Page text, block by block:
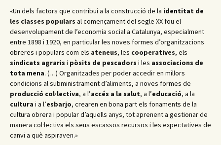
«Un dels factors que contribuí a la construcció de la identitat de
les classes populars al començament del segle XX fou el
desenvolupament de l’economia social a Catalunya, especialment
entre 1898 i 1920, en particular les noves formes d’organitzacions
obreres i populars com els ateneus, les cooperatives, els
sindicats agraris i pòsits de pescadors i les associacions de
tota mena. (…) Organitzades per poder accedir en millors
condicions al subministrament d’aliments, a noves formes de
producció col·lectiva, a l’accés a la salut, a l’educació, a la
cultura i a l’esbarjo, crearen en bona part els fonaments de la
cultura obrera i popular d’aquells anys, tot aprenent a gestionar de
manera col·lectiva els seus escassos recursos i les expectatives de
canvi a què aspiraven.»